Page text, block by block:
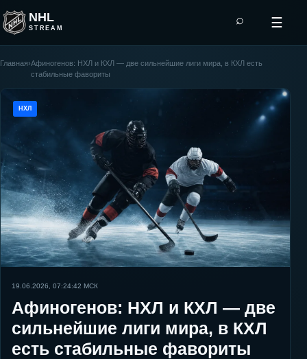
NHL
STREAM
⌕ ☰
Главная›Афиногенов: НХЛ и КХЛ — две сильнейшие лиги мира, в КХЛ есть
стабильные фавориты
НХЛ
19.06.2026, 07:24:42 МСК
Афиногенов: НХЛ и КХЛ — две
сильнейшие лиги мира, в КХЛ
есть стабильные фавориты